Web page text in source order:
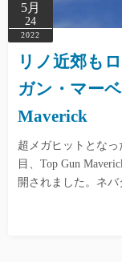
5月
24
2022
リノ近郊も
ガン・マー
Maverick
超メガヒットとな
目、Top Gun
開されました。ネバ